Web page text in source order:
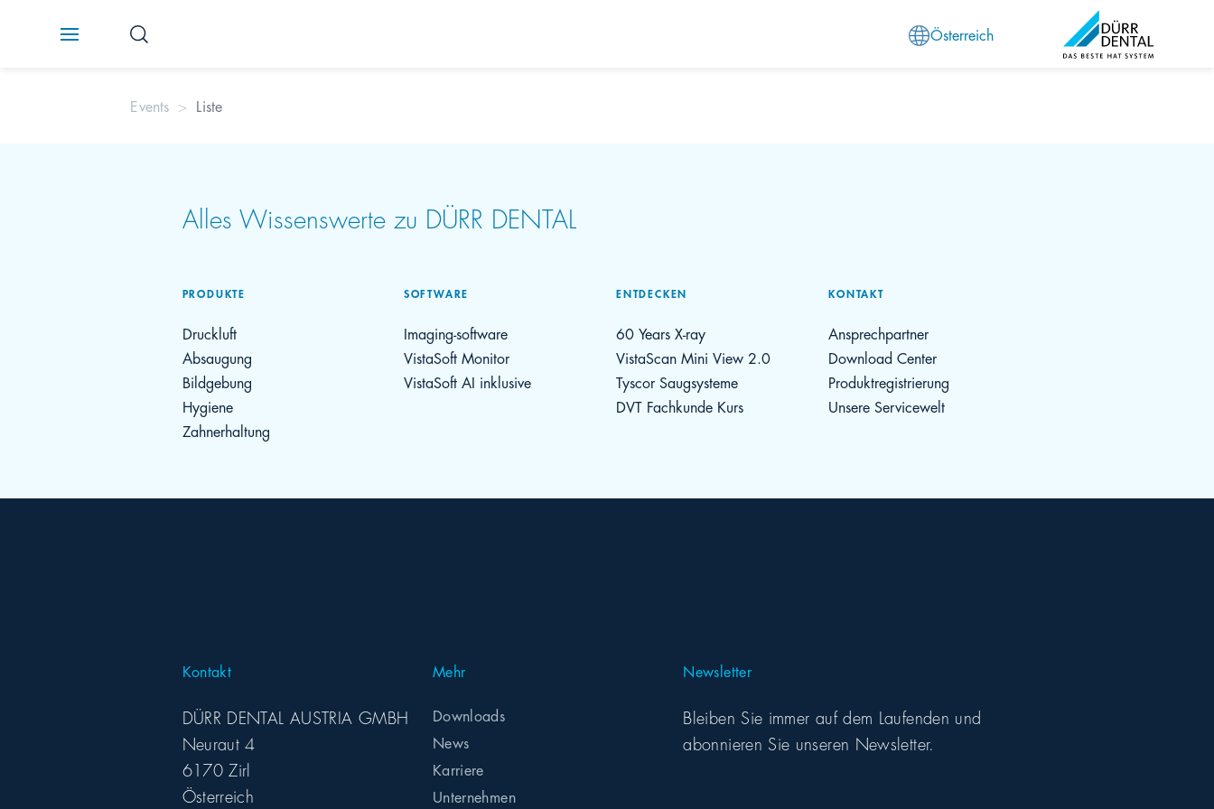
Österreich
Events Liste
Alles Wissenswerte zu DÜRR DENTAL
PRODUKTE
Druckluft
Absaugung
Bildgebung
Hygiene
Zahnerhaltung
SOFTWARE
Imaging-software
VistaSoft Monitor
VistaSoft AI inklusive
ENTDECKEN
60 Years X-ray
VistaScan Mini View 2.0
Tyscor Saugsysteme
DVT Fachkunde Kurs
KONTAKT
Ansprechpartner
Download Center
Produktregistrierung
Unsere Servicewelt
Kontakt
DÜRR DENTAL AUSTRIA GMBH
Neuraut 4
6170 Zirl
Österreich
Mehr
Downloads
News
Karriere
Unternehmen
Newsletter
Bleiben Sie immer auf dem Laufenden und
abonnieren Sie unseren Newsletter.